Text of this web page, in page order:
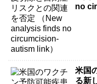
no
米国
る新